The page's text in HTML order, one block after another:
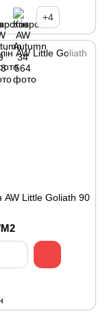
+4
AW Little Goliath 90
М2